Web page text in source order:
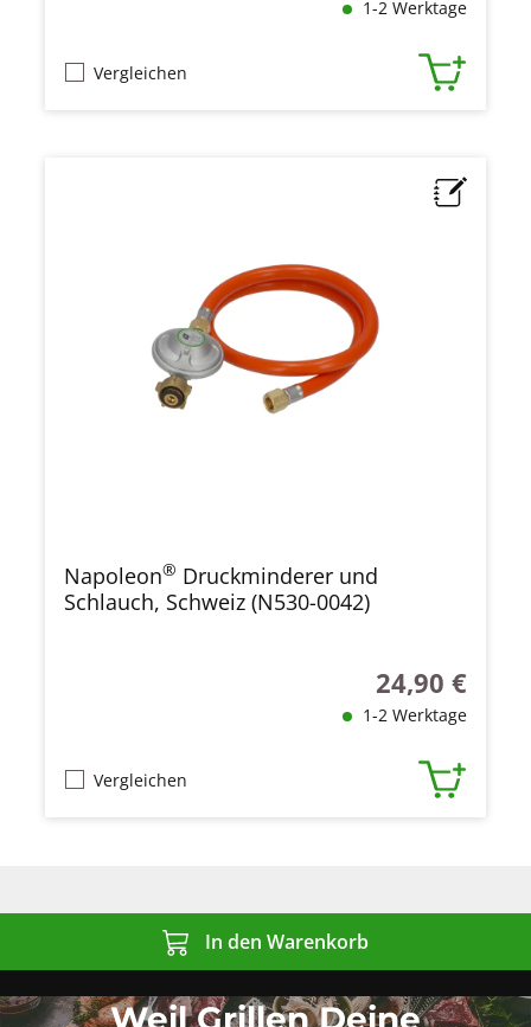
1-2 Werktage
Vergleichen
Napoleon® Druckminderer und
Schlauch, Schweiz (N530-0042)
Regulärer Preis:
24,90 €
1-2 Werktage
Vergleichen
In den Warenkorb
Weil Grillen Deine